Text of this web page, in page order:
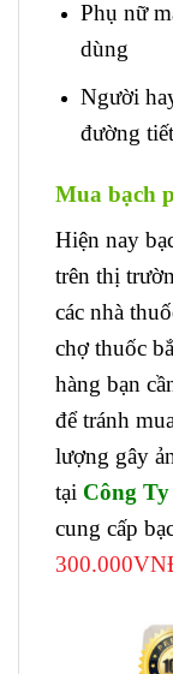
Phụ nữ
dùng
Người
đường
Mua bạch
Hiện nay
trên thị
các nhà
chợ thuốc
hàng bạn
để tránh
lượng gây
tại Công
cung cấp